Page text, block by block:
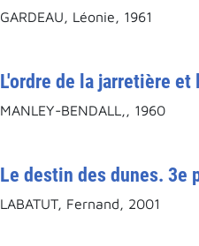
GARDEAU, Léonie, 1961
L'ordre de la jarretière et
MANLEY-BENDALL,, 1960
Le destin des dunes. 3e
LABATUT, Fernand, 2001